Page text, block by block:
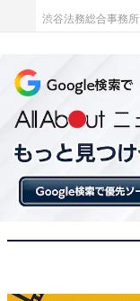
バンダイ
2026年6月
価格
税込300円
渋谷法務総合事務所